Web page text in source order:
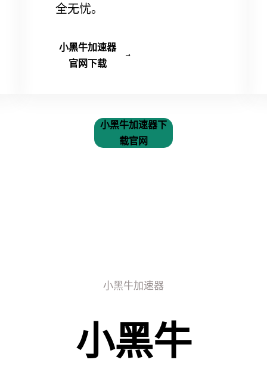
全无忧。
小黑牛加速器
官网下载
小黑牛加速器下
载官网
小黑牛加速器
小黑牛